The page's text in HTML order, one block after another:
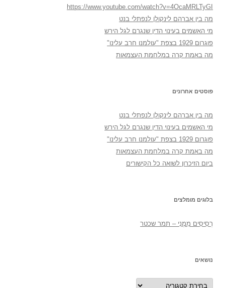
https://www.youtube.com/watch?v=4OcaMRLTyGI
מה בין אברהם לינקולן לנפתלי בנט
מי האשמים בעינוי הדין שנגרם לגל הירש
פוגרום 1929 בצפת "עולמנו חרב עלינו"
מה באמת קרה במלחמת העצמאות
פוסטים אחרונים
מה בין אברהם לינקולן לנפתלי בנט
מי האשמים בעינוי הדין שנגרם לגל הירש
פוגרום 1929 בצפת "עולמנו חרב עלינו"
מה באמת קרה במלחמת העצמאות
ביום הזיכרון לשואה כל הקישורים
בלוגים מומלצים
רְסִיסִים מִמֶנִי – תמר שכטר
נושאים
נושאים